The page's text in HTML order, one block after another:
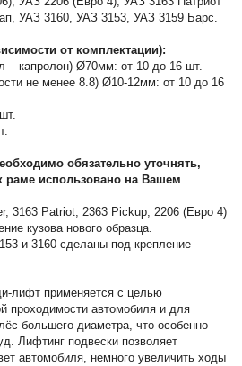
УАЗ 3160, УАЗ 3153, УАЗ 3159 Барс.
от комплектации):
– капролон) Ø70мм: от 10 до 16 шт.
не менее 8.8) Ø10-12мм: от 10 до 16
обязательно уточнять,
раме использовано на Вашем
3163 Patriot, 2363 Pickup, 2206 (Евро 4)
кузова нового образца.
и 3160 сделаны под крепление
лифт применяется с целью
проходимости автомобиля и для
большего диаметра, что особенно
Лифтинг подвески позволяет
автомобиля, немного увеличить ходы